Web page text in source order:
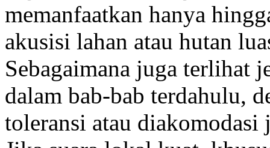
memanfaatkan hanya
akusisi lahan atau hutan
Sebagaimana juga terlihat
dalam bab-bab terdahulu,
toleransi atau diakomodasi